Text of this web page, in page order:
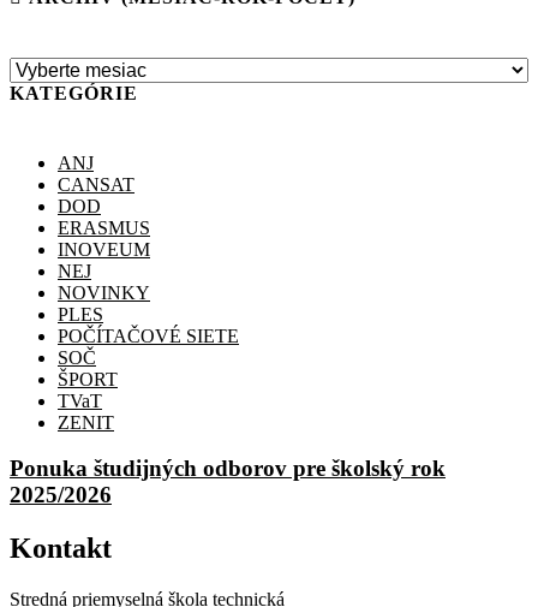
KATEGÓRIE
ANJ
CANSAT
DOD
ERASMUS
INOVEUM
NEJ
NOVINKY
PLES
POČÍTAČOVÉ SIETE
SOČ
ŠPORT
TVaT
ZENIT
Ponuka študijných odborov pre školský rok
2025/2026
Kontakt
Stredná priemyselná škola technická